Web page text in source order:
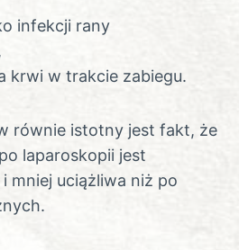
infekcji rany
krwi w trakcie zabiegu.
równie istotny jest fakt, że
laparoskopii jest
mniej uciążliwa niż po